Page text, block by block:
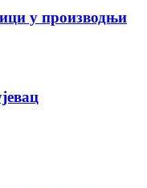
у производњи